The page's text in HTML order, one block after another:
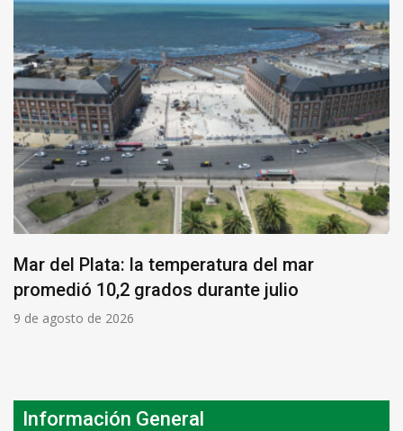
Mar del Plata: la temperatura del mar
promedió 10,2 grados durante julio
9 de agosto de 2026
Información General